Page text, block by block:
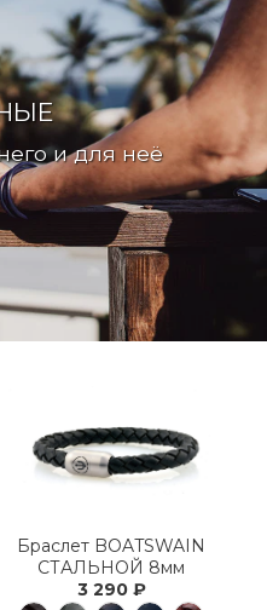
и для неё
Браслет BOATSWAIN
СТАЛЬНОЙ 8мм
3 290 ₽